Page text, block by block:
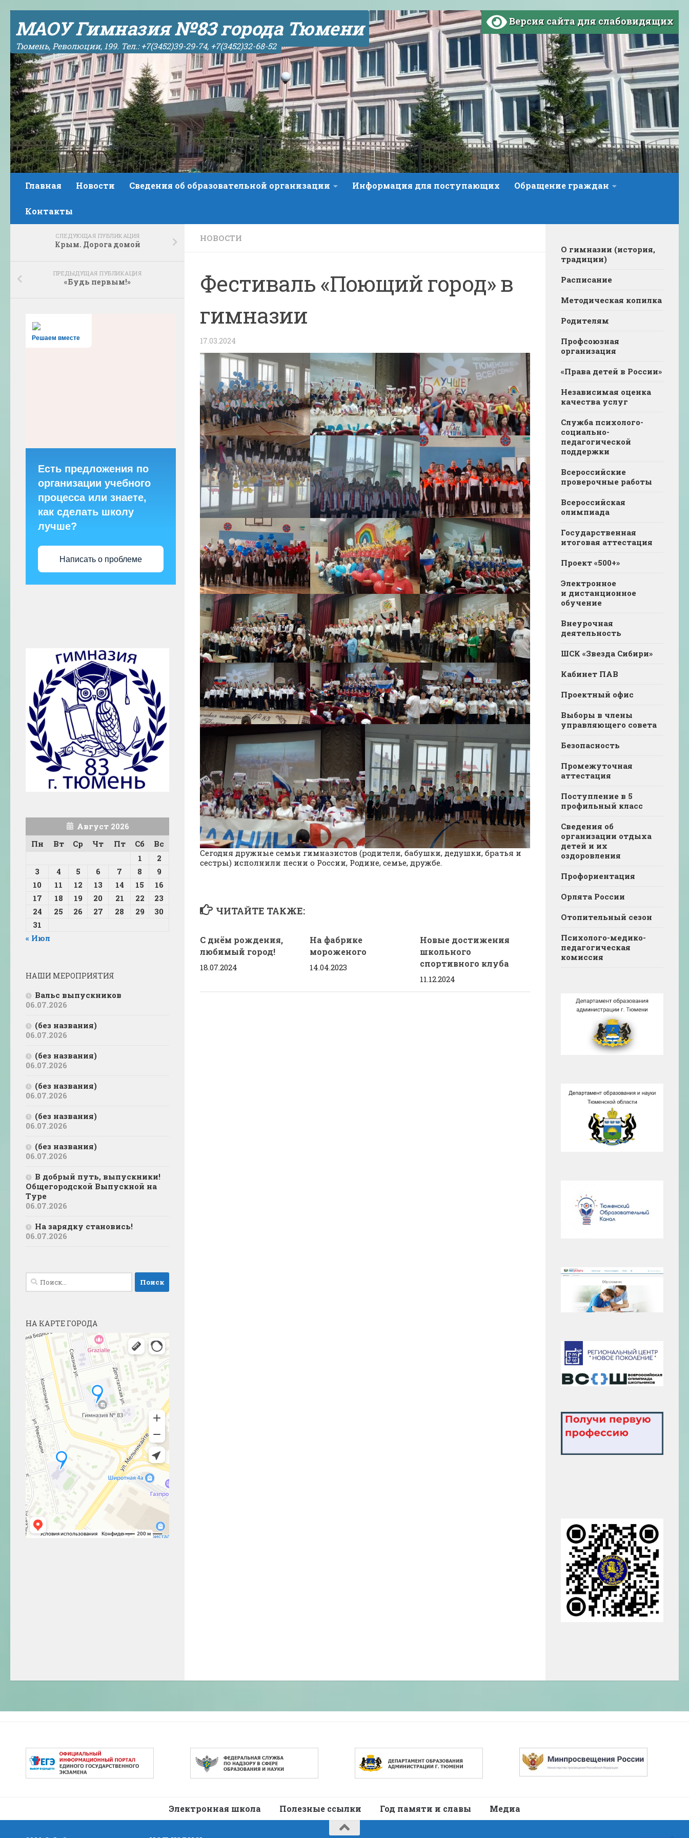
МАОУ Гимназия №83 города Тюмени
Тюмень, Революции, 199. Тел.: +7(3452)39-29-74, +7(3452)32-68-52
Версия сайта для слабовидящих
Главная Новости Сведения об образовательной организации Информация для поступающих Обращение граждан
Контакты
НОВОСТИ
Фестиваль «Поющий город» в
гимназии
17.03.2024
Сегодня дружные семьи гимназистов (родители, бабушки, дедушки, братья и
сестры) исполнили песни о России, Родине, семье, дружбе.
ЧИТАЙТЕ ТАКЖЕ:
С днём рождения,
любимый город!
18.07.2024
На фабрике
мороженого
14.04.2023
Новые достижения
школьного
спортивного клуба
11.12.2024
СЛЕДУЮЩАЯ ПУБЛИКАЦИЯ
Крым. Дорога домой
ПРЕДЫДУЩАЯ ПУБЛИКАЦИЯ
«Будь первым!»
Решаем вместе
Есть предложения по
организации учебного
процесса или знаете,
как сделать школу
лучше?
Написать о проблеме
Август 2026
Пн
Вт Ср Чт Пт Сб
Вс
1
2
3
4 5 6 7 8
9
10
11 12 13 14 15
16
17
18 19 20 21 22
23
24
25 26 27 28 29
30
31
« Июл
НАШИ МЕРОПРИЯТИЯ
Вальс выпускников
06.07.2026
(без названия)
06.07.2026
(без названия)
06.07.2026
(без названия)
06.07.2026
(без названия)
06.07.2026
(без названия)
06.07.2026
В добрый путь, выпускники!
Общегородской Выпускной на
Туре
06.07.2026
На зарядку становись!
06.07.2026
Найти:
НА КАРТЕ ГОРОДА
О гимназии (история,
традиции)
Расписание
Методическая копилка
Родителям
Профсоюзная
организация
«Права детей в России»
Независимая оценка
качества услуг
Служба психолого-
социально-
педагогической
поддержки
Всероссийские
проверочные работы
Всероссийская
олимпиада
Государственная
итоговая аттестация
Проект «500+»
Электронное
и дистанционное
обучение
Внеурочная
деятельность
ШСК «Звезда Сибири»
Кабинет ПАВ
Проектный офис
Выборы в члены
управляющего совета
Безопасность
Промежуточная
аттестация
Поступление в 5
профильный класс
Сведения об
организации отдыха
детей и их
оздоровления
Профориентация
Орлята России
Отопительный сезон
Психолого-медико-
педагогическая
комиссия
Электронная школа Полезные ссылки Год памяти и славы Медиа